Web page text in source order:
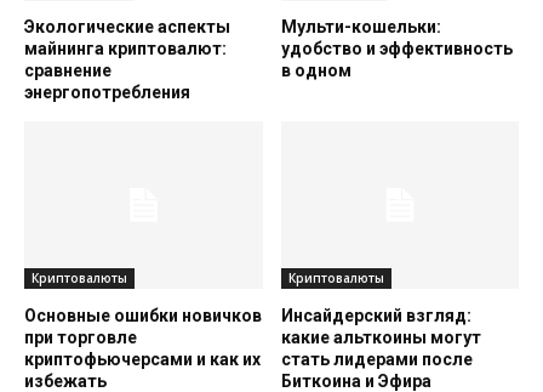
Экологические аспекты
майнинга криптовалют:
сравнение
энергопотребления
Мульти-кошельки:
удобство и эффективность
в одном
Криптовалюты
Основные ошибки новичков
при торговле
криптофьючерсами и как их
избежать
Криптовалюты
Инсайдерский взгляд:
какие альткоины могут
стать лидерами после
Биткоина и Эфира